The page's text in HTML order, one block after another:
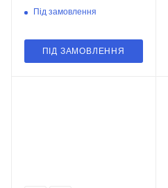
Під замовлення
ПІД ЗАМОВЛЕННЯ